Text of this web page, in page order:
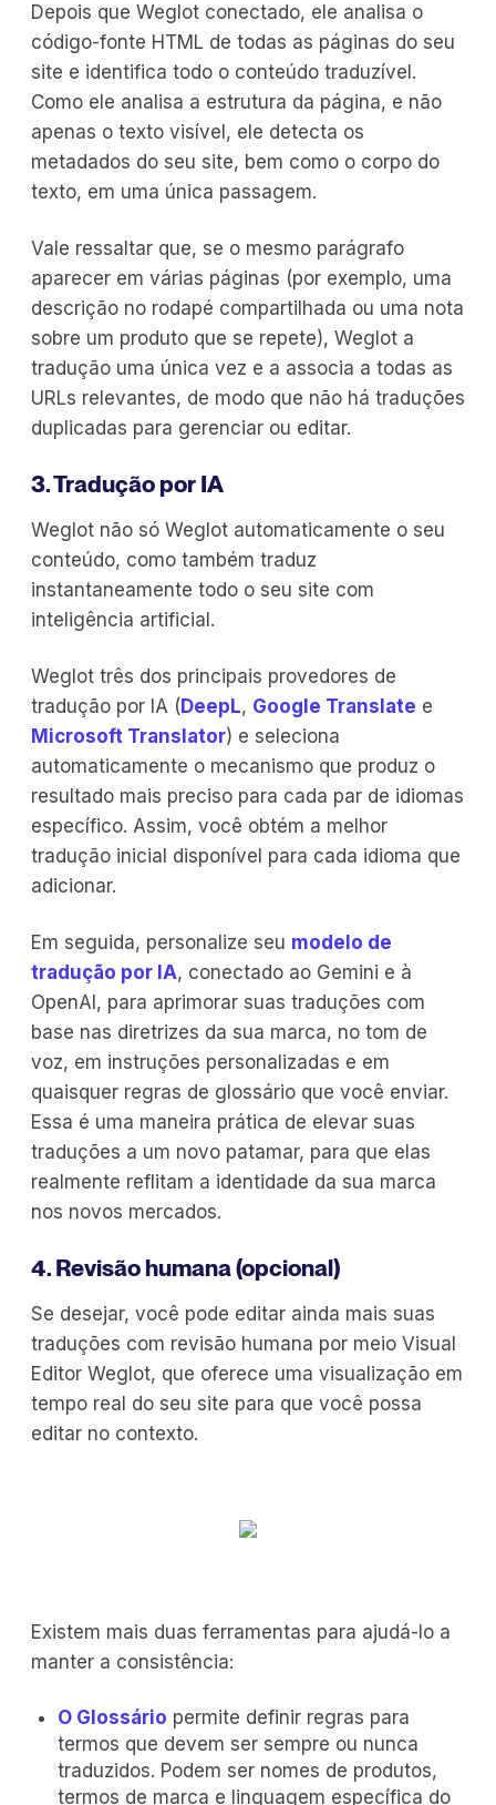
Depois que Weglot conectado, ele analisa o
código-fonte HTML de todas as páginas do seu
site e identifica todo o conteúdo traduzível.
Como ele analisa a estrutura da página, e não
apenas o texto visível, ele detecta os
metadados do seu site, bem como o corpo do
texto, em uma única passagem.
Vale ressaltar que, se o mesmo parágrafo
aparecer em várias páginas (por exemplo, uma
descrição no rodapé compartilhada ou uma nota
sobre um produto que se repete), Weglot a
tradução uma única vez e a associa a todas as
URLs relevantes, de modo que não há traduções
duplicadas para gerenciar ou editar.
3. Tradução por IA
Weglot não só Weglot automaticamente o seu
conteúdo, como também traduz
instantaneamente todo o seu site com
inteligência artificial.
Weglot três dos principais provedores de
tradução por IA ( DeepL, Google Translate e
Microsoft Translator) e seleciona
automaticamente o mecanismo que produz o
resultado mais preciso para cada par de idiomas
específico. Assim, você obtém a melhor
tradução inicial disponível para cada idioma que
adicionar.
Em seguida, personalize seu modelo de
tradução por IA, conectado ao Gemini e à
OpenAI, para aprimorar suas traduções com
base nas diretrizes da sua marca, no tom de
voz, em instruções personalizadas e em
quaisquer regras de glossário que você enviar.
Essa é uma maneira prática de elevar suas
traduções a um novo patamar, para que elas
realmente reflitam a identidade da sua marca
nos novos mercados.
4. Revisão humana (opcional)
Se desejar, você pode editar ainda mais suas
traduções com revisão humana por meio Visual
Editor Weglot, que oferece uma visualização em
tempo real do seu site para que você possa
editar no contexto.
Existem mais duas ferramentas para ajudá-lo a
manter a consistência:
O Glossário permite definir regras para
termos que devem ser sempre ou nunca
traduzidos. Podem ser nomes de produtos,
termos de marca e linguagem específica do